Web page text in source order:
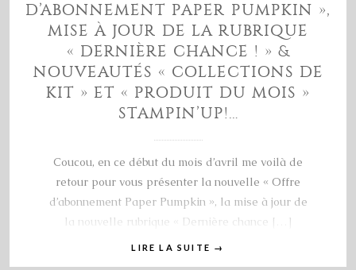
D’ABONNEMENT PAPER PUMPKIN »,
MISE À JOUR DE LA RUBRIQUE
« DERNIÈRE CHANCE ! » &
NOUVEAUTÉS « COLLECTIONS DE
KIT » ET « PRODUIT DU MOIS »
STAMPIN’UP!…
Coucou, en ce début du mois d’avril me voilà de
retour pour vous présenter la nouvelle « Offre
d’abonnement Paper Pumpkin », la mise à jour de
la nouvelle rubrique « Dernière chance […]
LIRE LA SUITE →